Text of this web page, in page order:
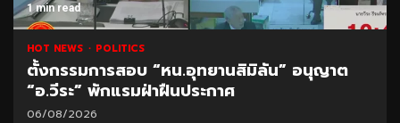
1 min read
HOT NEWS POLITICS
ตั้งกรรมการสอบ “หน.อุทยานสิมิลัน” อนุญาต
“อ.วีระ” พักแรมฝ่าฝืนประกาศ
06/08/2026